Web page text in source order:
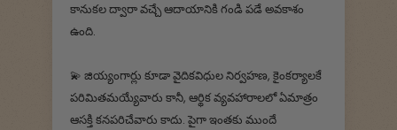
కానుకల ద్వారా వచ్చే ఆదాయానికి గండి పడే అవకాశం
ఉంది.
💫 జియ్యంగార్లు కూడా వైదికవిధుల నిర్వహణ, కైంకర్యాలకే
పరిమితమయ్యేవారు కానీ, ఆర్థిక వ్యవహారాలలో ఏమాత్రం
ఆసక్తి కనపరిచేవారు కాదు. పైగా ఇంతకు ముందే